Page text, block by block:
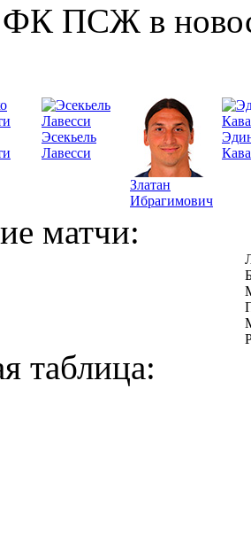
ПСЖ в
Эсекьель
Лавесси
Златан
Ибрагимович
матчи:
таблица: